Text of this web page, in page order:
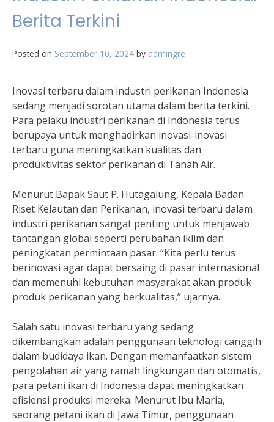
Berita Terkini
Posted on September 10, 2024 by admingre
Inovasi terbaru dalam industri perikanan Indonesia
sedang menjadi sorotan utama dalam berita terkini.
Para pelaku industri perikanan di Indonesia terus
berupaya untuk menghadirkan inovasi-inovasi
terbaru guna meningkatkan kualitas dan
produktivitas sektor perikanan di Tanah Air.
Menurut Bapak Saut P. Hutagalung, Kepala Badan
Riset Kelautan dan Perikanan, inovasi terbaru dalam
industri perikanan sangat penting untuk menjawab
tantangan global seperti perubahan iklim dan
peningkatan permintaan pasar. “Kita perlu terus
berinovasi agar dapat bersaing di pasar internasional
dan memenuhi kebutuhan masyarakat akan produk-
produk perikanan yang berkualitas,” ujarnya.
Salah satu inovasi terbaru yang sedang
dikembangkan adalah penggunaan teknologi canggih
dalam budidaya ikan. Dengan memanfaatkan sistem
pengolahan air yang ramah lingkungan dan otomatis,
para petani ikan di Indonesia dapat meningkatkan
efisiensi produksi mereka. Menurut Ibu Maria,
seorang petani ikan di Jawa Timur, penggunaan